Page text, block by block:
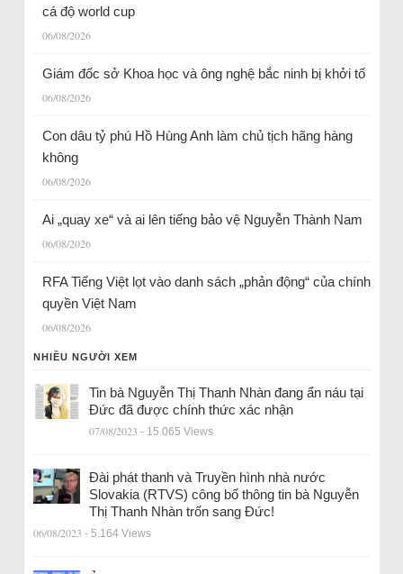
cá độ world cup
06/08/2026
Giám đốc sở Khoa học và ông nghệ bắc ninh bị khởi tố
06/08/2026
Con dâu tỷ phú Hồ Hùng Anh làm chủ tịch hãng hàng
không
06/08/2026
Ai „quay xe“ và ai lên tiếng bảo vệ Nguyễn Thành Nam
06/08/2026
RFA Tiếng Việt lọt vào danh sách „phản động“ của chính
quyền Việt Nam
06/08/2026
NHIỀU NGƯỜI XEM
Tin bà Nguyễn Thị Thanh Nhàn đang ẩn náu tại
Đức đã được chính thức xác nhận
07/08/2023 - 15.065 Views
Đài phát thanh và Truyền hình nhà nước
Slovakia (RTVS) công bố thông tin bà Nguyễn
Thị Thanh Nhàn trốn sang Đức!
06/08/2023 - 5.164 Views